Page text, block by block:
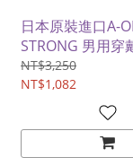
日本原裝進口A-
STRONG 男用穿
逼真按摩棒
NT$3,250
NT$1,082